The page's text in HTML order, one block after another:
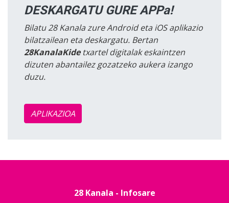
DESKARGATU GURE APPa!
Bilatu 28 Kanala zure Android eta iOS aplikazio
bilatzailean eta deskargatu. Bertan
28KanalaKidetxartel digitalak eskaintzen
dizuten abantailez gozatzeko aukera izango
duzu.
APLIKAZIOA
28 Kanala - Infosare